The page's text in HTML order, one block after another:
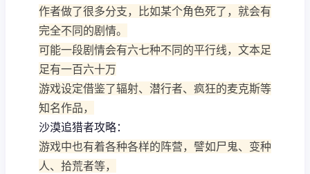
作者做了很多分支，比如某个角色死了，就会有
完全不同的剧情。
可能一段剧情会有六七种不同的平行线，文本足
足有一百六十万
游戏设定借鉴了辐射、潜行者、疯狂的麦克斯等
知名作品，
沙漠追猎者攻略：
游戏中也有着各种各样的阵营，譬如尸鬼、变种
人、拾荒者等，